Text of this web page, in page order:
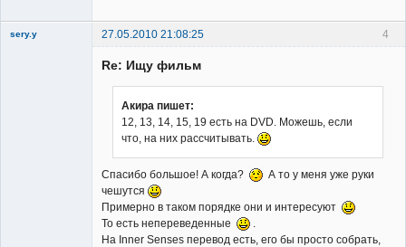
4
sery.y 27.05.2010 21:08:25
Re: Ищу фильм
Акира пишет:
12, 13, 14, 15, 19 есть на DVD. Можешь, если
что, на них рассчитывать.
Спасибо большое! А когда?
А то у меня уже руки
чешутся
Примерно в таком порядке они и интересуют
То есть непереведенные
На Inner Senses перевод есть, его бы просто собрать,